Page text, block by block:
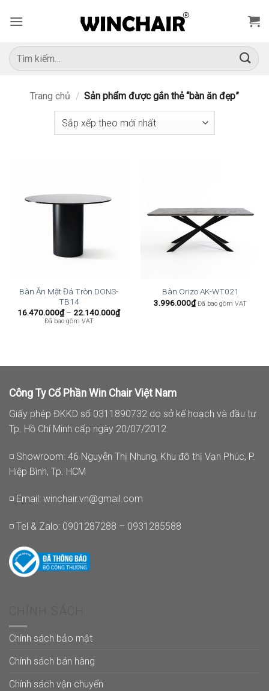
qua
dung
Tìm
kiếm:
Trang chủ / Sản phẩm được gắn thẻ “bàn ăn đẹp”
Bàn Ăn Mặt Đá Tròn DONS-
TB14
16.470.000₫ – 22.140.000₫Khoảng
giá:
Đã bao gồm VAT
Bàn Orizo AK-WT021
3.996.000₫ Đã bao gồm VAT
Công Ty Cổ Phần Win Chair Việt Nam
Giấy phép ĐKKD số 0311890732 do sở kế hoạch và đầu tư
Tp. Hồ Chí Minh cấp ngày 20/07/2012
◽ Showroom: 46 Nguyễn Thị Nhung, Khu đô thị Vạn Phúc, P.
Hiệp Bình, Tp. HCM
◽ Email: winchair.vn@gmail.com
◽ Tel & Zalo: 0901287288 – 0931285588
Chính sách bảo mật
Chính sách bán hàng
Chính sách vận chuyển